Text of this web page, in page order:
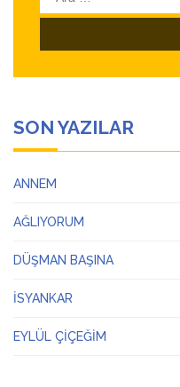
SON YAZILAR
ANNEM
AĞLIYORUM
DÜŞMAN BAŞINA
İSYANKAR
EYLÜL ÇİÇEĞİM